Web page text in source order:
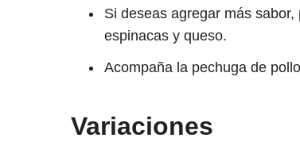
Si deseas agregar más
espinacas y queso.
Acompaña la pechuga de
Variaciones